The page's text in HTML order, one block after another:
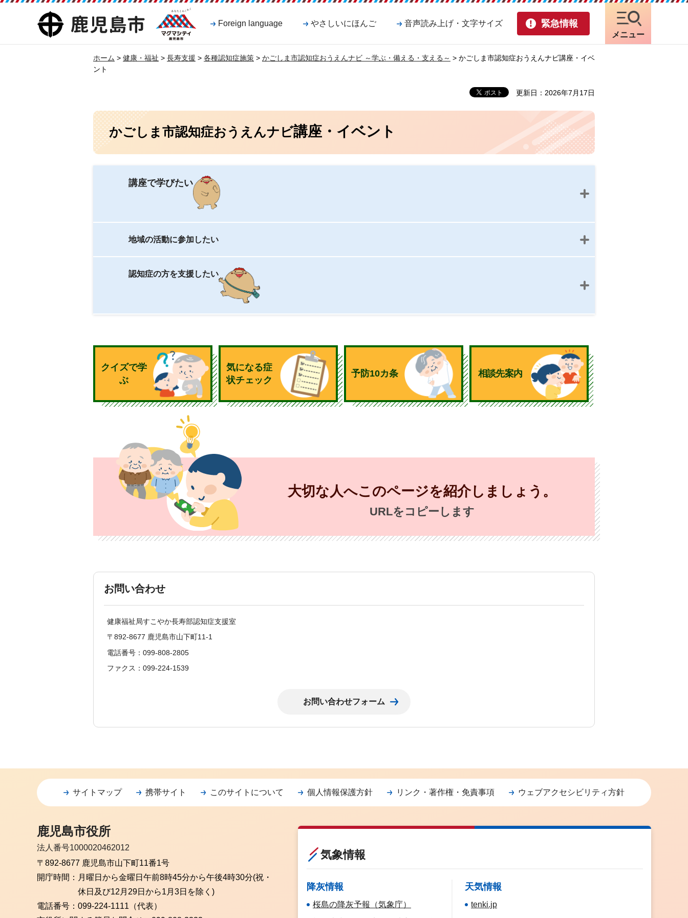
鹿児島市
マグマシティ
鹿児島市
Foreign language やさしいにほんご 音声読み上げ・文字サイズ 緊急情報
メニュー
ホーム > 健康・福祉 > 長寿支援 > 各種認知症施策 > かごしま市認知症おうえんナビ ～学ぶ・備える・支える～ > かごしま市認知症おうえんナビ講座・イベ
ント
更新日：2026年7月17日
かごしま市認知症おうえんナビ講座・イベント
講座で学びたい
地域の活動に参加したい
認知症の方を支援したい
クイズで学
ぶ
気になる症
状チェック
予防10カ条 相談先案内
大切な人へこのページを紹介しましょう。
URLをコピーします
お問い合わせ
健康福祉局すこやか長寿部認知症支援室
〒892-8677 鹿児島市山下町11-1
電話番号：099-808-2805
ファクス：099-224-1539
サイトマップ 携帯サイト このサイトについて 個人情報保護方針 リンク・著作権・免責事項 ウェブアクセシビリティ方針
鹿児島市役所
法人番号1000020462012
〒892-8677 鹿児島市山下町11番1号
開庁時間： 月曜日から金曜日 午前8時45分から午後4時30分(祝・
休日及び12月29日から1月3日を除く)
電話番号： 099-224-1111（代表）
気象情報
降灰情報
桜島の降灰予報（気象庁）
天気情報
tenki.jp